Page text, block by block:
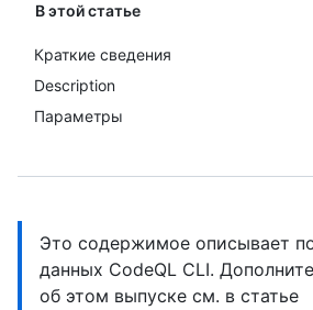
В этой статье
Краткие сведения
Description
Параметры
Это содержимое описывает
данных CodeQL CLI.
об этом выпуске см. в статье